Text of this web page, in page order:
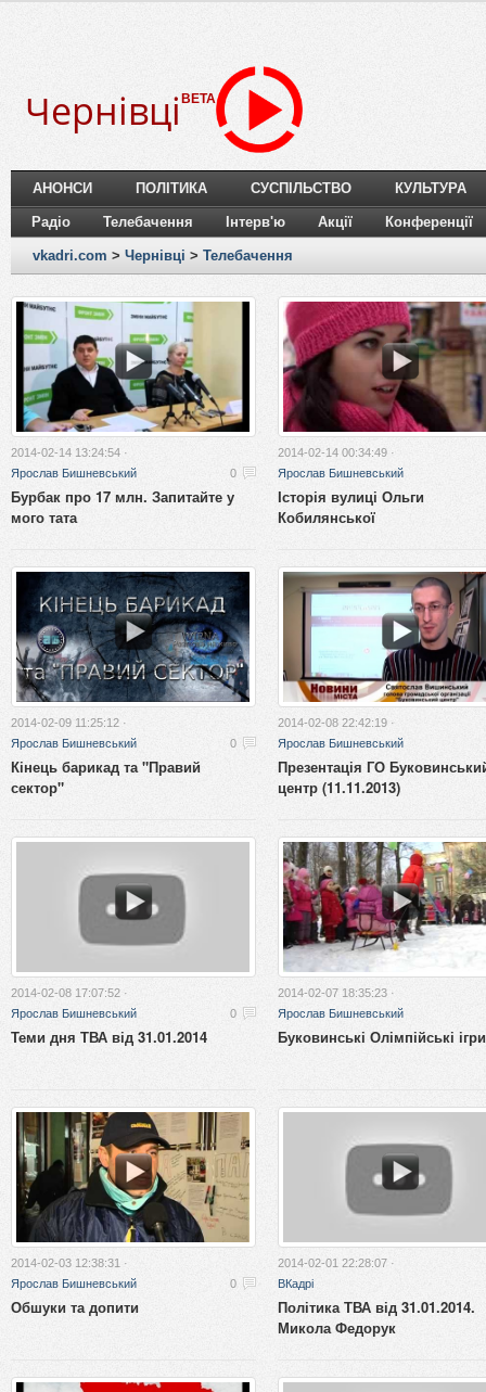
Чернівці BETA
АНОНСИ ПОЛІТИКА СУСПІЛЬСТВО КУЛЬТУРА
Радіо Телебачення Інтерв'ю Акції Конференції
vkadri.com > Чернівці > Телебачення
2014-02-14 13:24:54 ·
Ярослав Бишневський
0
Бурбак про 17 млн. Запитайте у
мого тата
2014-02-14 00:34:49 ·
Ярослав Бишневський
Історія вулиці Ольги
Кобилянської
2014-02-09 11:25:12 ·
Ярослав Бишневський
0
Кінець барикад та "Правий
сектор"
2014-02-08 22:42:19 ·
Ярослав Бишневський
Презентація ГО
центр (11.11.2013)
2014-02-08 17:07:52 ·
Ярослав Бишневський
0
Теми дня ТВА від 31.01.2014
2014-02-07 18:35:23 ·
Ярослав Бишневський
Буковинські Олімпійські ігри
2014-02-03 12:38:31 ·
Ярослав Бишневський
0
Обшуки та допити
2014-02-01 22:28:07 ·
ВКадрі
Політика ТВА від 31.01.2014.
Микола Федорук